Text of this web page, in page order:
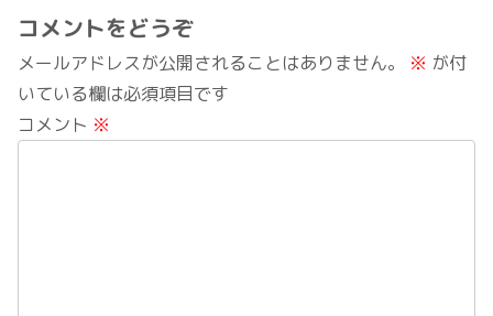
コメントをどうぞ
メールアドレスが公開されることはありません。 ※ が付
いている欄は必須項目です
コメント ※